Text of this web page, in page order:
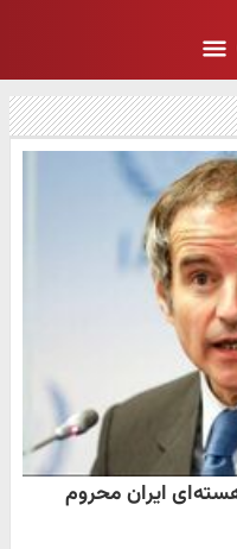
گروسی: از همکاری دانشمندان هسته‎‌ای ایران محروم